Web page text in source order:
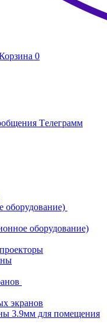
0
Tелеграмм
оборудование)
оборудование)
экранов
3.9мм для помещения